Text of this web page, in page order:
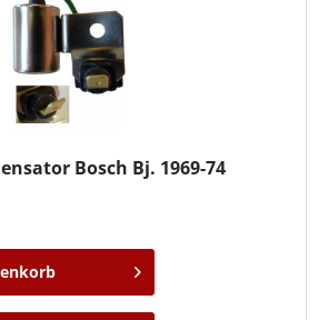
Bosch Bj. 1969-74